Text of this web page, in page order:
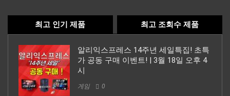
최고 인기 제품 최고 조회수 제품
알리익스프레스 14주년 세일특집! 초특
가 공동 구매 이벤트! | 3월 18일 오후 4
시
게임 0